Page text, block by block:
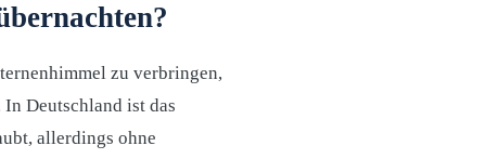
zu verbringen,
Deutschland ist das
allerdings ohne